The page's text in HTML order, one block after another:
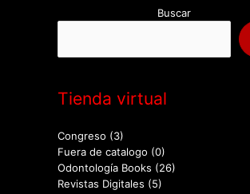
Buscar
Tienda virtual
Congreso (3)
Fuera de catalogo (0)
Odontología Books (26)
Revistas Digitales (5)